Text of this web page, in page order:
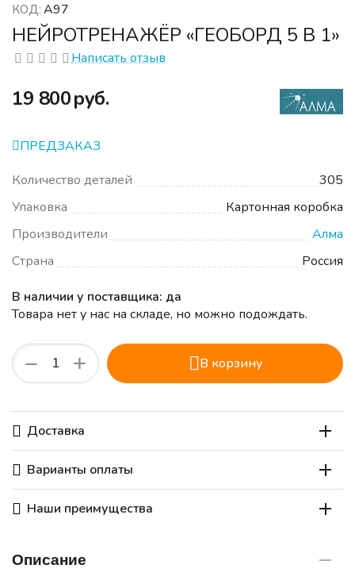
КОД: А97
НЕЙРОТРЕНАЖЁР «ГЕОБОРД 5 В 1»
Написать отзыв
‍19 800‍руб.
ПРЕДЗАКАЗ
Количество деталей
305
Упаковка
Картонная коробка
Производители
Алма
Страна
Россия
В наличии у поставщика: да
Товара нет у нас на складе, но можно подождать.
+
− В корзину
Доставка
Варианты оплаты
Наши преимущества
Описание